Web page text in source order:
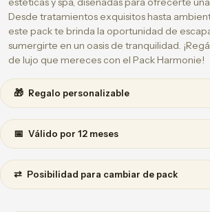
Desde tratamientos exquisitos hasta
este pack te brinda la oportunidad de
sumergirte en un oasis de tranquilidad.
de lujo que mereces con el Pack Harmonie!
🎁 Regalo personalizable
📅 Válido por 12 meses
⇄ Posibilidad para cambiar de pack